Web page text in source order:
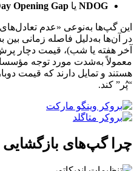
NDOG یا Opening Gap
این گپ‌ها به‌نوعی «عدم
در آن‌ها به‌دلیل فاصله زمانی
آخر هفته یا شب)، قیمت دچار
معمولاً به‌شدت مورد توجه
هستند و تمایل دارند که قیمت
“پُر” کند.
چرا گپ‌های بازگشایی